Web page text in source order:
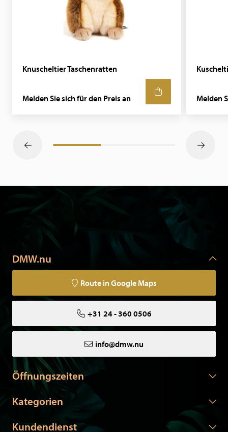
Knuscheltier Taschenratten
Melden Sie sich für den Preis an Melden
DMW.nu
Route in Google Maps
+31 24 - 360 0506
info@dmw.nu
Öffnungszeiten
Kategorien
Kundendienst